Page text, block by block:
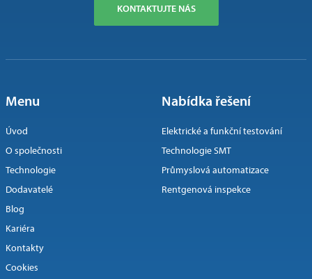
KONTAKTUJTE NÁS
Menu
Úvod
O společnosti
Technologie
Dodavatelé
Blog
Kariéra
Kontakty
Cookies
Nabídka řešení
Elektrické a funkční testování
Technologie SMT
Průmyslová automatizace
Rentgenová inspekce